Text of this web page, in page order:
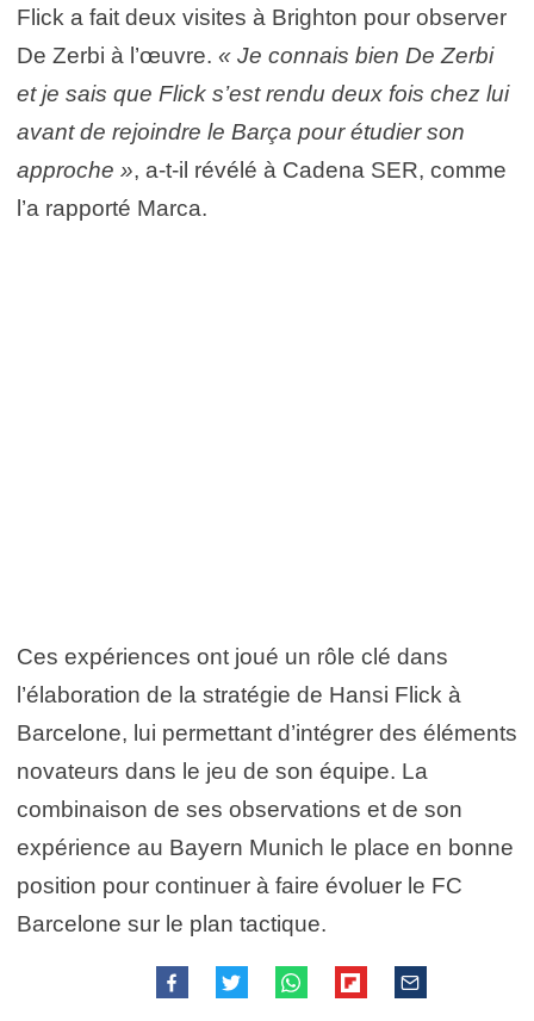
Flick a fait deux visites à Brighton pour observer
De Zerbi à l’œuvre. « Je connais bien De Zerbi
et je sais que Flick s’est rendu deux fois chez lui
avant de rejoindre le Barça pour étudier son
approche », a-t-il révélé à Cadena SER, comme
l’a rapporté Marca.
Ces expériences ont joué un rôle clé dans
l’élaboration de la stratégie de Hansi Flick à
Barcelone, lui permettant d’intégrer des éléments
novateurs dans le jeu de son équipe. La
combinaison de ses observations et de son
expérience au Bayern Munich le place en bonne
position pour continuer à faire évoluer le FC
Barcelone sur le plan tactique.